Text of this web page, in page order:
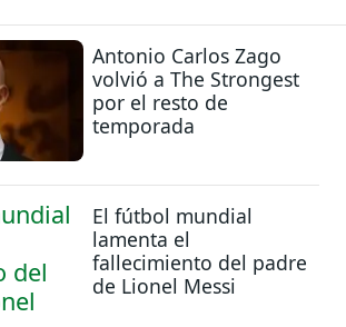
Antonio Carlos Zago
volvió a The Strongest
por el resto de
temporada
El fútbol mundial
lamenta el
fallecimiento del padre
de Lionel Messi